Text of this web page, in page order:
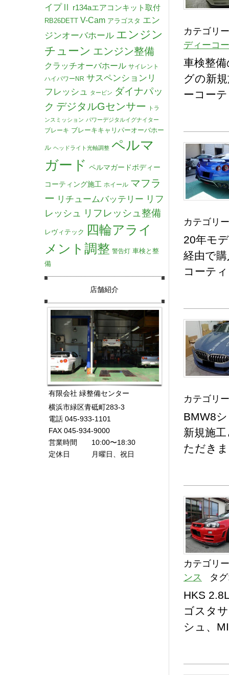
カテゴリ
ディーコ
車検整
グの新
ーコー
カテゴリ
20年モ
経由で
コーテ
カテゴリ
BMW8
新規施
ただき
カテゴリ
ンス
タ
HKS
ゴスタ
シュ、
イプⅡ
r134aエアコンキット取付
RB26DETT V-Cam アラゴスタ エン
ジンオーバホール エンジン
チューン エンジン整備
クラッチオーバホール サイレント
ハイパワーNR サスペンションリ
フレッシュ
タービン ダイナパッ
ク デジタルGセンサー
トラ
ンスミッション パワーデジタルイグナイター
ブレーキ ブレーキキャリパーオーバホー
ル ヘッドライト光軸調整 ペルマ
ガード ペルマガードボディー
コーティング施工 ホイール マフラ
ー リチュームバッテリー リフ
レッシュ
リフレッシュ整備
レヴィテック 四輪アライ
メント調整 警告灯 車検と整
備
店舗紹介
有限会社 緑整備センター
横浜市緑区青砥町283-3
電話 045-933-1101
FAX 045-934-9000
営業時間 10:00〜18:30
定休日 月曜日、祝日